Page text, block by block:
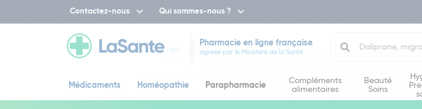
Contactez-nous Qui sommes-nous ?
Pharmacie en ligne française
agréée par le Ministère de la Santé
Médicaments Homéopathie Parapharmacie
Compléments
alimentaires
Beauté
Soins